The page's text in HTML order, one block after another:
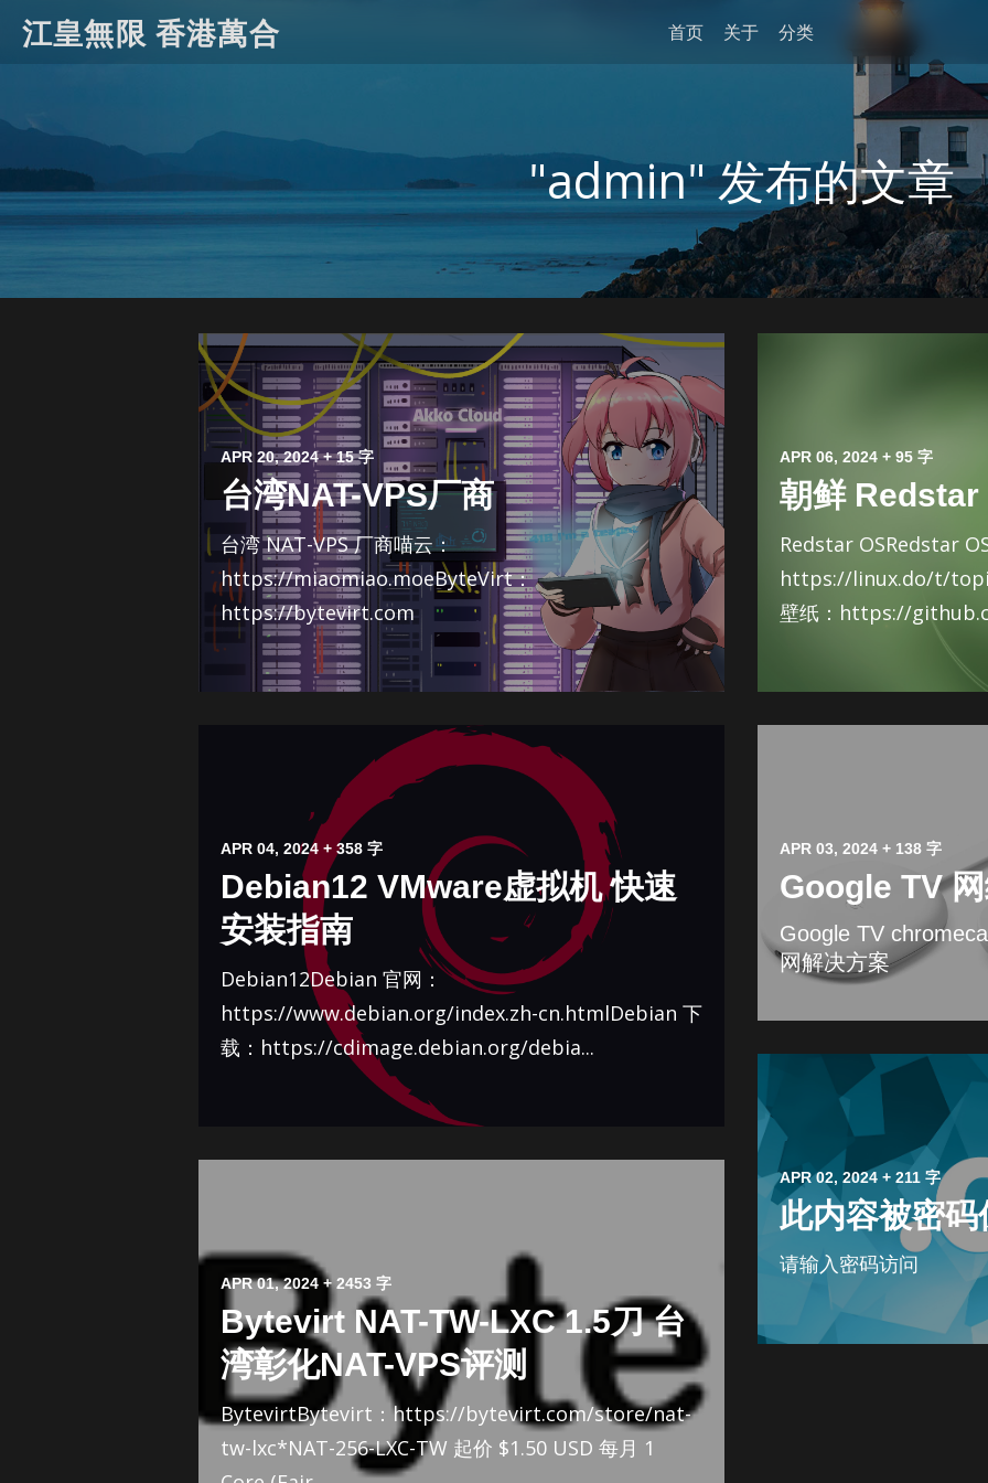
江皇無限 香港萬合 首页 关于 分类
"admin" 发布的文章
APR 20, 2024 + 15 字
台湾NAT-VPS厂商
台湾 NAT-VPS 厂商喵云：
https://miaomiao.moeByteVirt：
https://bytevirt.com
APR 06, 2024 + 95 字
朝鲜 Redstar
Redstar OSRedstar
https://linux.do/t/
壁纸：https://
APR 04, 2024 + 358 字
Debian12 VMware虚拟机 快速
安装指南
Debian12Debian 官网：
https://www.debian.org/index.zh-cn.htmlDebian 下
载：https://cdimage.debian.org/debia...
APR 03, 2024 + 138 字
Google TV
Google TV
网解决方案
APR 02, 2024 + 211 字
此内容被密码
请输入密码访问
APR 01, 2024 + 2453 字
Bytevirt NAT-TW-LXC 1.5刀 台
湾彰化NAT-VPS评测
BytevirtBytevirt：https://bytevirt.com/store/nat-
tw-lxc*NAT-256-LXC-TW 起价 $1.50 USD 每月 1